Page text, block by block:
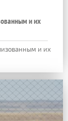
и их
и их